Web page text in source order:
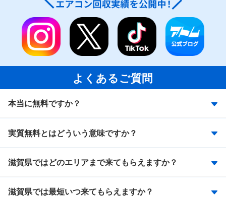
よくあるご質問
本当に無料ですか？
実質無料とはどういう意味ですか？
滋賀県ではどのエリアまで来てもらえますか？
滋賀県では最短いつ来てもらえますか？